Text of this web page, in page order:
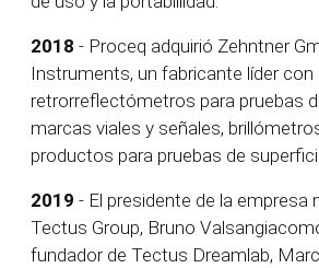
2018 - Proceq adquirió Zehntner
Instruments, un fabricante líder con
retrorreflectómetros para pruebas
marcas viales y señales,
productos para pruebas de
2019 - El presidente de la empresa
Tectus Group, Bruno
fundador de Tectus Dreamlab,